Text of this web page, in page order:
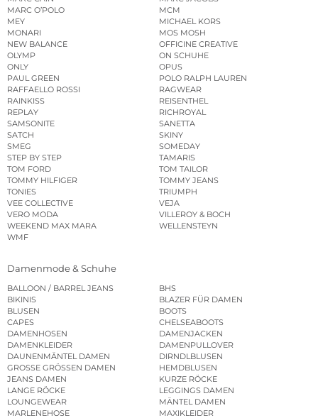
MARC O’POLO
MCM
MEY
MICHAEL KORS
MONARI
MOS MOSH
NEW BALANCE
OFFICINE CREATIVE
OLYMP
ON SCHUHE
ONLY
OPUS
PAUL GREEN
POLO RALPH LAUREN
RAFFAELLO ROSSI
RAGWEAR
RAINKISS
REISENTHEL
REPLAY
RICHROYAL
SAMSONITE
SANETTA
SATCH
SKINY
SMEG
SOMEDAY
STEP BY STEP
TAMARIS
TOM FORD
TOM TAILOR
TOMMY HILFIGER
TOMMY JEANS
TONIES
TRIUMPH
VEE COLLECTIVE
VEJA
VERO MODA
VILLEROY & BOCH
WEEKEND MAX MARA
WELLENSTEYN
WMF
Damenmode & Schuhe
BALLOON / BARREL JEANS
BHS
BIKINIS
BLAZER FÜR DAMEN
BLUSEN
BOOTS
CAPES
CHELSEABOOTS
DAMENHOSEN
DAMENJACKEN
DAMENKLEIDER
DAMENPULLOVER
DAUNENMÄNTEL DAMEN
DIRNDLBLUSEN
GROSSE GRÖSSEN DAMEN
HEMDBLUSEN
JEANS DAMEN
KURZE RÖCKE
LANGE RÖCKE
LEGGINGS DAMEN
LOUNGEWEAR
MÄNTEL DAMEN
MARLENEHOSE
MAXIKLEIDER